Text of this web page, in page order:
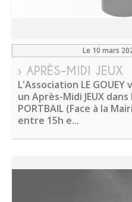
Le 10 mars
› APRÈS-MIDI JEUX
L'Association LE
un Après-Midi JEUX
PORTBAIL (Face à la
entre 15h e...